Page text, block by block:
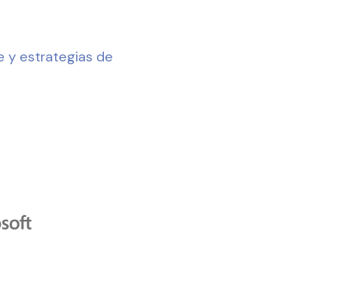
y estrategias de